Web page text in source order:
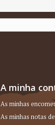
A minha
As minhas
As minhas notas